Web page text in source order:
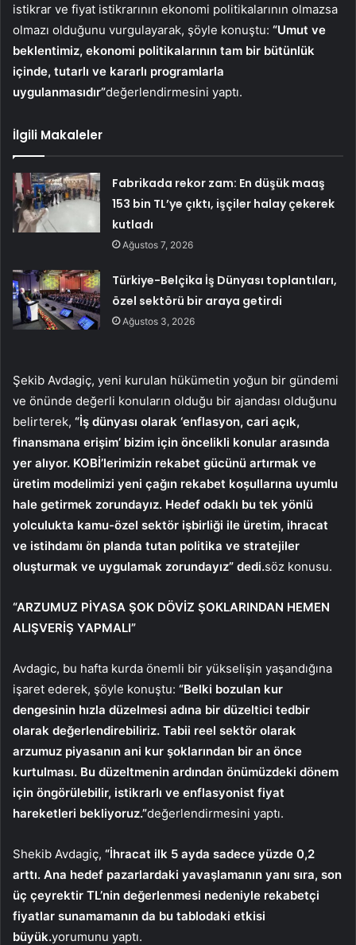
istikrar ve fiyat istikrarının ekonomi politikalarının olmazsa
olmazı olduğunu vurgulayarak, şöyle konuştu: “Umut ve
beklentimiz, ekonomi politikalarının tam bir bütünlük
içinde, tutarlı ve kararlı programlarla
uygulanmasıdır”değerlendirmesini yaptı.
İlgili Makaleler
Fabrikada rekor zam: En düşük maaş
153 bin TL’ye çıktı, işçiler halay çekerek
kutladı
Ağustos 7, 2026
Türkiye-Belçika İş Dünyası toplantıları,
özel sektörü bir araya getirdi
Ağustos 3, 2026
Şekib Avdagiç, yeni kurulan hükümetin yoğun bir gündemi
ve önünde değerli konuların olduğu bir ajandası olduğunu
belirterek, “İş dünyası olarak ‘enflasyon, cari açık,
finansmana erişim’ bizim için öncelikli konular arasında
yer alıyor. KOBİ’lerimizin rekabet gücünü artırmak ve
üretim modelimizi yeni çağın rekabet koşullarına uyumlu
hale getirmek zorundayız. Hedef odaklı bu tek yönlü
yolculukta kamu-özel sektör işbirliği ile üretim, ihracat
ve istihdamı ön planda tutan politika ve stratejiler
oluşturmak ve uygulamak zorundayız” dedi.söz konusu.
“ARZUMUZ PİYASA ŞOK DÖVİZ ŞOKLARINDAN HEMEN
ALIŞVERİŞ YAPMALI”
Avdagic, bu hafta kurda önemli bir yükselişin yaşandığına
işaret ederek, şöyle konuştu: “Belki bozulan kur
dengesinin hızla düzelmesi adına bir düzeltici tedbir
olarak değerlendirebiliriz. Tabii reel sektör olarak
arzumuz piyasanın ani kur şoklarından bir an önce
kurtulması. Bu düzeltmenin ardından önümüzdeki dönem
için öngörülebilir, istikrarlı ve enflasyonist fiyat
hareketleri bekliyoruz.”değerlendirmesini yaptı.
Shekib Avdagiç, “İhracat ilk 5 ayda sadece yüzde 0,2
arttı. Ana hedef pazarlardaki yavaşlamanın yanı sıra, son
üç çeyrektir TL’nin değerlenmesi nedeniyle rekabetçi
fiyatlar sunamamanın da bu tablodaki etkisi
büyük.yorumunu yaptı.